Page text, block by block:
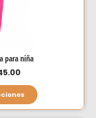
para niña
de
precios:
desde
Este